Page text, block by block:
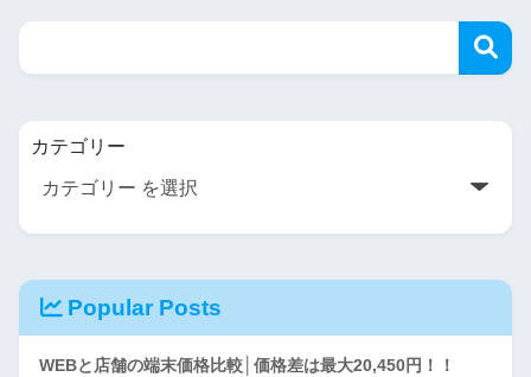
カテゴリー
Popular Posts
WEBと店舗の端末価格比較│価格差は最大20,450円！！